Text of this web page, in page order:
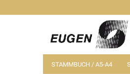
STAMMBUCH / A5-A4